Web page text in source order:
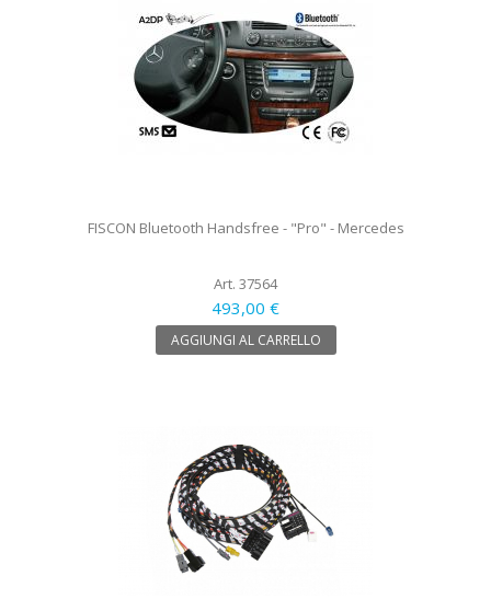
FISCON Bluetooth Handsfree - "Pro" - Mercedes
Art. 37564
493,00 €
AGGIUNGI AL CARRELLO